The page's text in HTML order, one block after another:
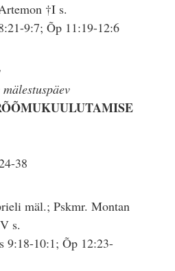
†I s.
9:7; Õp 11:19-12:6
38
mäl.; Pskmr. Montan
s.
9:18-10:1; Õp 12:23-